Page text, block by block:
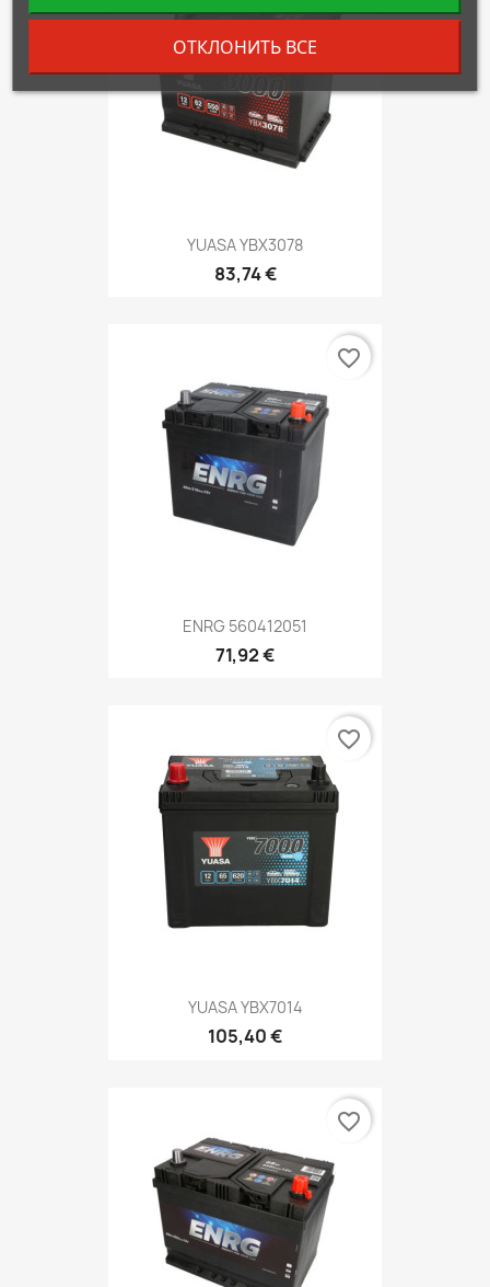
YUASA YBX3078
83,74 €
ENRG 560412051
71,92 €
favorite_border
YUASA YBX7014
105,40 €
favorite_border
favorite_border
ОТКЛОНИТЬ ВСЕ